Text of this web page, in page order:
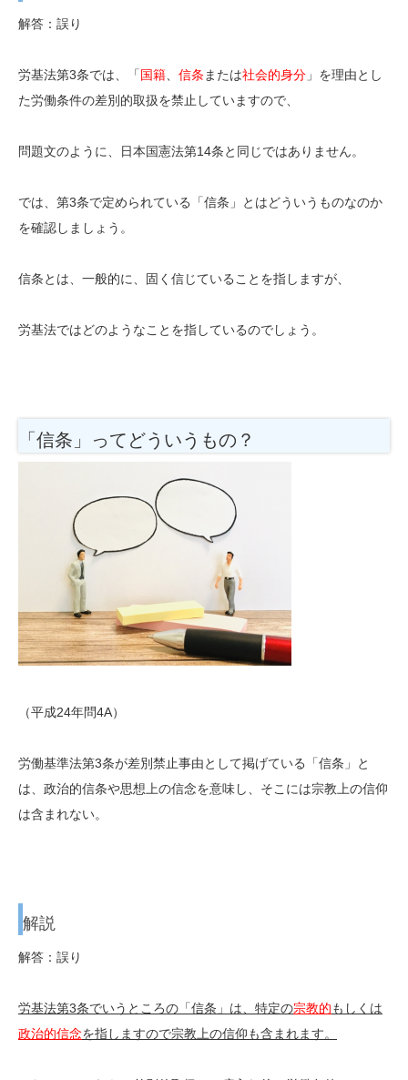
解答：誤り
労基法第3条では、「国籍 信条 または社会的身分 」を理由とし
た労働条件の差別的取扱を禁止していますので、
問題文のように、日本国憲法第14条と同じではありません。
では、第3条で定められている「信条」とはどういうものなのか
を確認しましょう。
信条とは、一般的に、固く信じていることを指しますが、
労基法ではどのようなことを指しているのでしょう。
「信条」ってどういうもの？
（平成24年問4A）
労働基準法第3条が差別禁止事由として掲げている「信条」と
は、政治的信条や思想上の信念を意味し、そこには宗教上の信仰
は含まれない。
解説
解答：誤り
労基法第3条でいうところの「信条」は、特定の宗教的もしくは
政治的信念を指しますので宗教上の信仰も含まれます。